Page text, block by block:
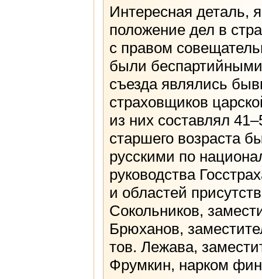
Интересная деталь,
положение дел в
с правом
были
съезда являлись
страховщиков
из них составлял
старшего возраста
русскими по
руководства
и областей
Сокольников,
Брюханов,
тов. Лежава,
Фрумкин, нарком